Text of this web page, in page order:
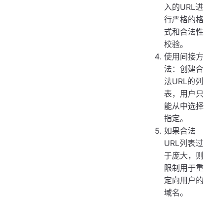
入的URL进
行严格的格
式和合法性
校验。
使用间接方
法：创建合
法URL的列
表，用户只
能从中选择
指定。
如果合法
URL列表过
于庞大，则
限制用于重
定向用户的
域名。